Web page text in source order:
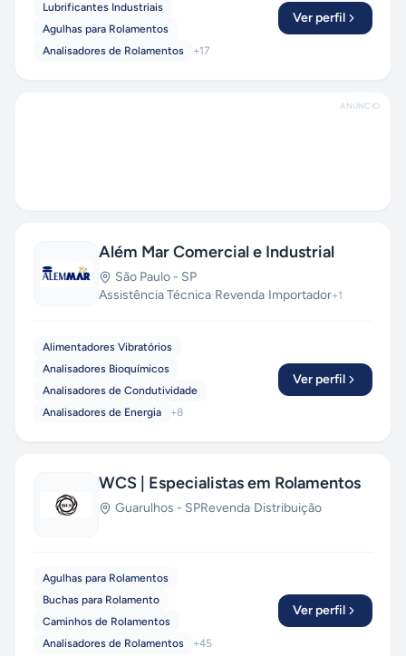
Lubrificantes Industriais
Agulhas para Rolamentos
Analisadores de Rolamentos
+17
Ver perfil
ANÚNCIO
Além Mar Comercial e Industrial
São Paulo - SP
Assistência Técnica·Revenda·Importador+1
Alimentadores Vibratórios
Analisadores Bioquímicos
Analisadores de Condutividade
Analisadores de Energia
+8
Ver perfil
WCS | Especialistas em Rolamentos
Guarulhos - SPRevenda·Distribuição
Agulhas para Rolamentos
Buchas para Rolamento
Caminhos de Rolamentos
Analisadores de Rolamentos
+45
Ver perfil